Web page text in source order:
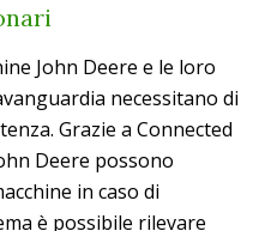
John Deere e le loro
necessitano di
Grazie a Connected
Deere possono
in caso di
è possibile rilevare